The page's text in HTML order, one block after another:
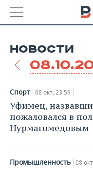
УДМУРТИЯ
НОВОСТИ
НОВОСТИ
ДЕКЛАРАЦИИ О
КОРОЛИ
ВУЗЫ ТАТАРСТАНА
ЭКОНОМИКА
НОВОСТИ
ФИНАНСЫ
БАНКИ
ПРОМЫШЛЕННОСТЬ
НОВОСТИ
НЕДВИЖИМОСТЬ
НОВОСТИ
НОВОСТИ
Спорт 08 окт, 23:59
Уфимец,
пожаловался в
Нурмагомедовым
Промышленность 08